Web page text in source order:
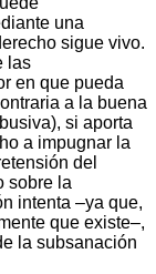
una
sigue vivo.
las
en que pueda
a la buena
si aporta
a impugnar la
del
sobre la
intenta –ya que,
que existe–,
la subsanación